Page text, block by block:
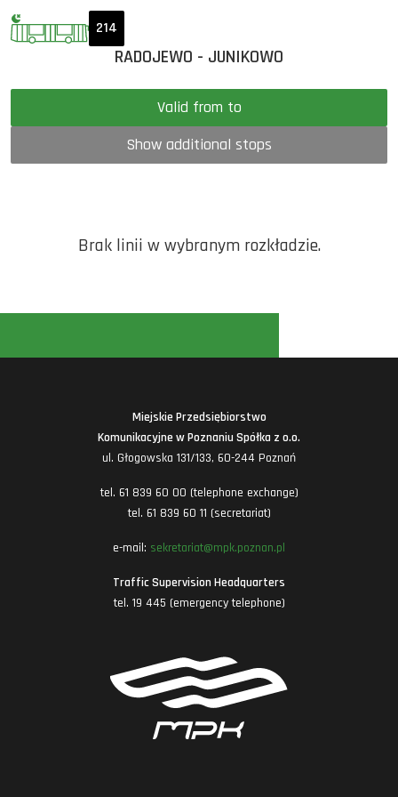
214
RADOJEWO - JUNIKOWO
Valid from to
Show additional stops
Brak linii w wybranym rozkładzie.
Miejskie Przedsiębiorstwo
Komunikacyjne w Poznaniu Spółka z o.o.
ul. Głogowska 131/133, 60-244 Poznań
tel. 61 839 60 00 (telephone exchange)
tel. 61 839 60 11 (secretariat)
e-mail: sekretariat@mpk.poznan.pl
Traffic Supervision Headquarters
tel. 19 445 (emergency telephone)